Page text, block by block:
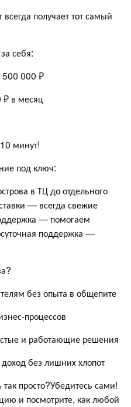
получает тот самый
себя:
500 000 ₽
₽ в месяц
минут!
под ключ:
в ТЦ до отдельного
— всегда свежие
— помогаем
поддержка —
без опыта в общепите
процессов
и работающие решения
без лишних хлопот
просто?Убедитесь сами!
и посмотрите, как любой